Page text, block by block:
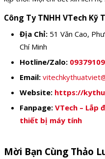
Công Ty TNHH VTech Kỹ
Địa Chỉ: 51 Văn Cao,
Chí Minh
Hotline/Zalo:
Email:
Website: https://
Fanpage: VTech – Lắp
thiết bị máy tính
Mời Bạn Cùng Thảo